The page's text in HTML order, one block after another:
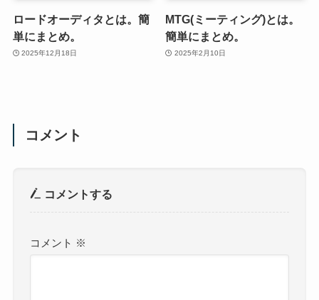
ロードオーディタとは。簡
単にまとめ。
2025年12月18日
MTG(ミーティング)とは。
簡単にまとめ。
2025年2月10日
コメント
コメントする
コメント ※